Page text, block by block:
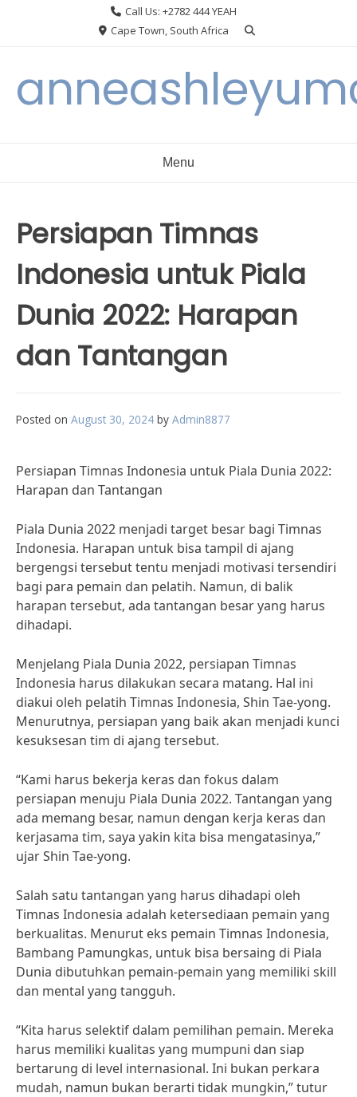
Call Us: +2782 444 YEAH
Cape Town, South Africa
Menu
Persiapan Timnas
Indonesia untuk Piala
Dunia 2022: Harapan
dan Tantangan
Posted on August 30, 2024 by Admin8877
Persiapan Timnas Indonesia untuk Piala Dunia 2022:
Harapan dan Tantangan
Piala Dunia 2022 menjadi target besar bagi Timnas
Indonesia. Harapan untuk bisa tampil di ajang
bergengsi tersebut tentu menjadi motivasi tersendiri
bagi para pemain dan pelatih. Namun, di balik
harapan tersebut, ada tantangan besar yang harus
dihadapi.
Menjelang Piala Dunia 2022, persiapan Timnas
Indonesia harus dilakukan secara matang. Hal ini
diakui oleh pelatih Timnas Indonesia, Shin Tae-yong.
Menurutnya, persiapan yang baik akan menjadi kunci
kesuksesan tim di ajang tersebut.
“Kami harus bekerja keras dan fokus dalam
persiapan menuju Piala Dunia 2022. Tantangan yang
ada memang besar, namun dengan kerja keras dan
kerjasama tim, saya yakin kita bisa mengatasinya,”
ujar Shin Tae-yong.
Salah satu tantangan yang harus dihadapi oleh
Timnas Indonesia adalah ketersediaan pemain yang
berkualitas. Menurut eks pemain Timnas Indonesia,
Bambang Pamungkas, untuk bisa bersaing di Piala
Dunia dibutuhkan pemain-pemain yang memiliki skill
dan mental yang tangguh.
“Kita harus selektif dalam pemilihan pemain. Mereka
harus memiliki kualitas yang mumpuni dan siap
bertarung di level internasional. Ini bukan perkara
mudah, namun bukan berarti tidak mungkin,” tutur